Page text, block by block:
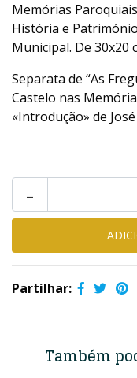
Memórias
História e
Municipal. De 30x20
Separata de “As
Castelo nas
«Introdução» de
-
Partilhar:
Também